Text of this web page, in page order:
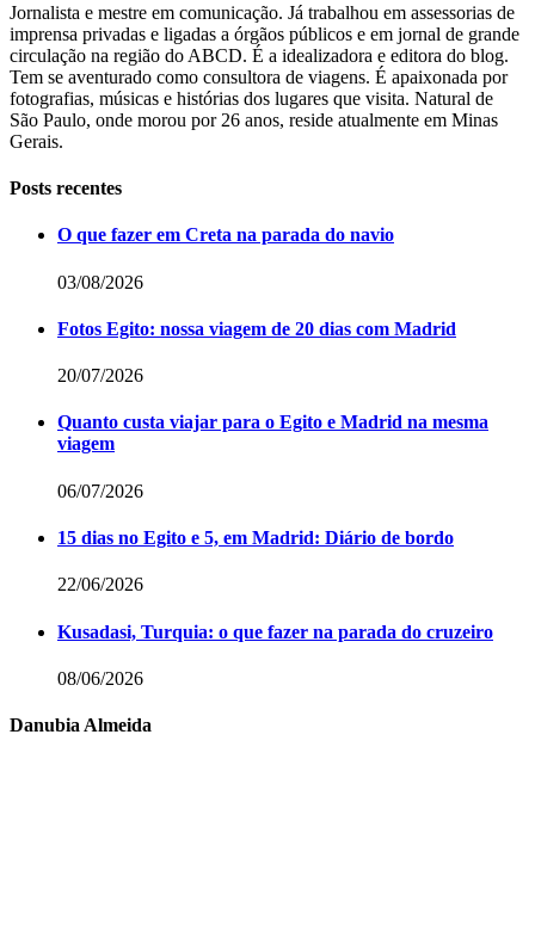
Jornalista e mestre em comunicação. Já trabalhou em assessorias de
imprensa privadas e ligadas a órgãos públicos e em jornal de grande
circulação na região do ABCD. É a idealizadora e editora do blog.
Tem se aventurado como consultora de viagens. É apaixonada por
fotografias, músicas e histórias dos lugares que visita. Natural de
São Paulo, onde morou por 26 anos, reside atualmente em Minas
Gerais.
Posts recentes
O que fazer em Creta na parada do navio
03/08/2026
Fotos Egito: nossa viagem de 20 dias com Madrid
20/07/2026
Quanto custa viajar para o Egito e Madrid na mesma
viagem
06/07/2026
15 dias no Egito e 5, em Madrid: Diário de bordo
22/06/2026
Kusadasi, Turquia: o que fazer na parada do cruzeiro
08/06/2026
Danubia Almeida